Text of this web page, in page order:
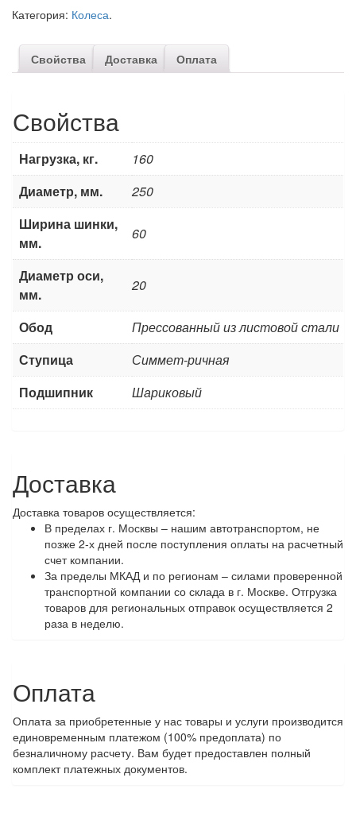
Категория: Колеса.
Свойства Доставка Оплата
Свойства
Нагрузка, кг.
160
Диаметр, мм.
250
Ширина шинки,
мм.
60
Диаметр оси,
мм.
20
Обод
Прессованный из листовой стали
Ступица
Симмет-ричная
Подшипник
Шариковый
Доставка
Доставка товаров осуществляется:
В пределах г. Москвы – нашим автотранспортом, не
позже 2-х дней после поступления оплаты на расчетный
счет компании.
За пределы МКАД и по регионам – силами проверенной
транспортной компании со склада в г. Москве. Отгрузка
товаров для региональных отправок осуществляется 2
раза в неделю.
Оплата
Оплата за приобретенные у нас товары и услуги производится
единовременным платежом (100% предоплата) по
безналичному расчету. Вам будет предоставлен полный
комплект платежных документов.